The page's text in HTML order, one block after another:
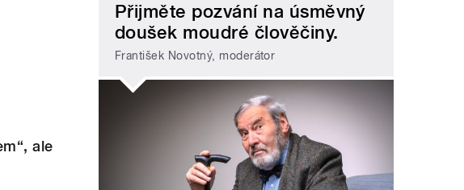
ale
Přijměte pozvání na úsměvný
doušek moudré člověčiny.
František Novotný, moderátor